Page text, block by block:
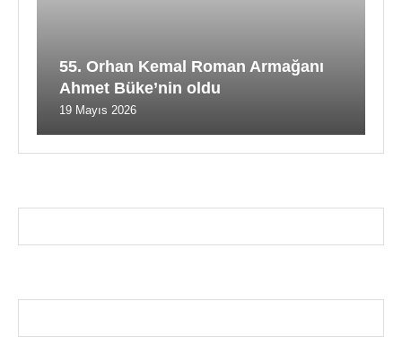
55. Orhan Kemal Roman Armağanı
Ahmet Büke’nin oldu
19 Mayıs 2026